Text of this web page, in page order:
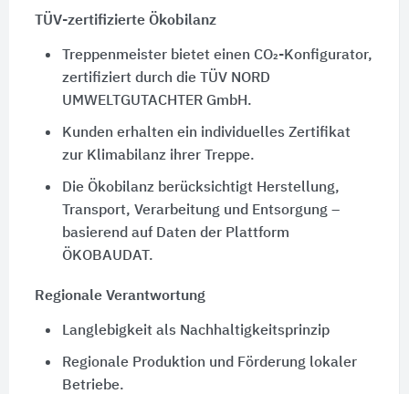
TÜV-zertifizierte Ökobilanz
Treppenmeister bietet einen CO₂-Konfigurator,
zertifiziert durch die TÜV NORD
UMWELTGUTACHTER GmbH.
Kunden erhalten ein individuelles Zertifikat
zur Klimabilanz ihrer Treppe.
Die Ökobilanz berücksichtigt Herstellung,
Transport, Verarbeitung und Entsorgung –
basierend auf Daten der Plattform
ÖKOBAUDAT.
Regionale Verantwortung
Langlebigkeit als Nachhaltigkeitsprinzip
Regionale Produktion und Förderung lokaler
Betriebe.